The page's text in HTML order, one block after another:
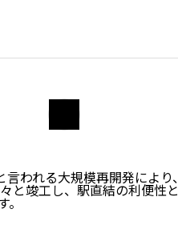
われる大規模再開発によ
と竣工し、駅直結の利便性